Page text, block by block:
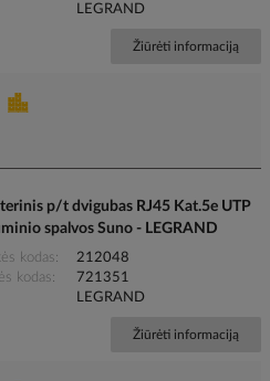
LEGRAND
Žiūrėti informaciją
p/t dvigubas RJ45 Kat.5e UTP
spalvos Suno - LEGRAND
kodas
212048
kodas
721351
LEGRAND
Žiūrėti informaciją